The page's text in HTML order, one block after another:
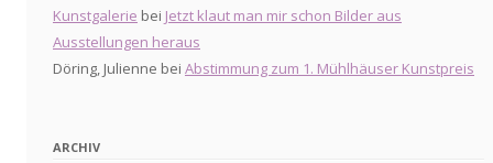
Kunstgalerie bei Jetzt klaut man mir schon Bilder aus
Ausstellungen heraus
Döring, Julienne bei Abstimmung zum 1. Mühlhäuser Kunstpreis
ARCHIV